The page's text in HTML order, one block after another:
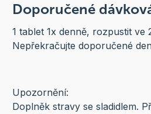
Doporučené
1 tablet 1x denně, rozpustit ve
Nepřekračujte doporučené
Upozornění:
Doplněk stravy se sladidlem.